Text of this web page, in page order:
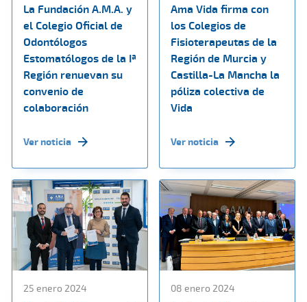
La Fundación A.M.A. y
el Colegio Oficial de
Odontólogos
Estomatólogos de la Iª
Región renuevan su
convenio de
colaboración
Ver noticia
Ama Vida firma con
los Colegios de
Fisioterapeutas de la
Región de Murcia y
Castilla-La Mancha la
póliza colectiva de
Vida
Ver noticia
25 enero 2024 08 enero 2024